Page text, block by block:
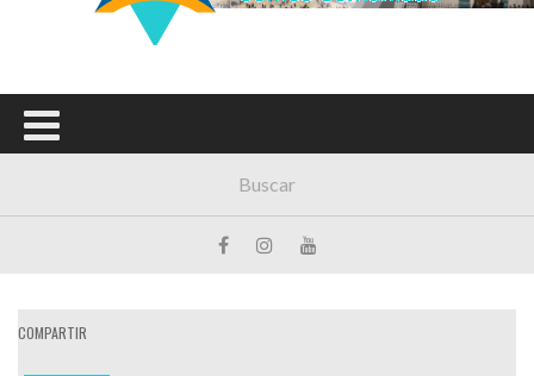
COMPARTIR